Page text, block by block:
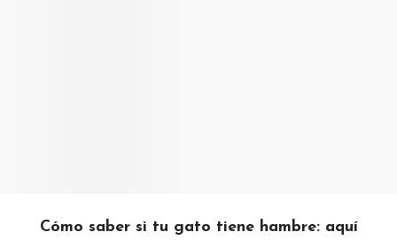
Cómo saber si tu gato tiene hambre: aquí